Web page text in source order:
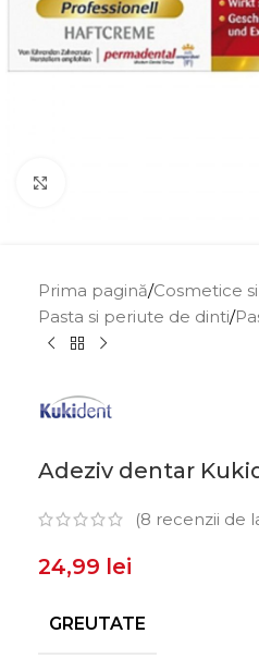
Prima pagină/Cosmetice
Pasta si periute de dinti/
Adeziv dentar
(8 recenzii de
24,99 lei
GREUTATE